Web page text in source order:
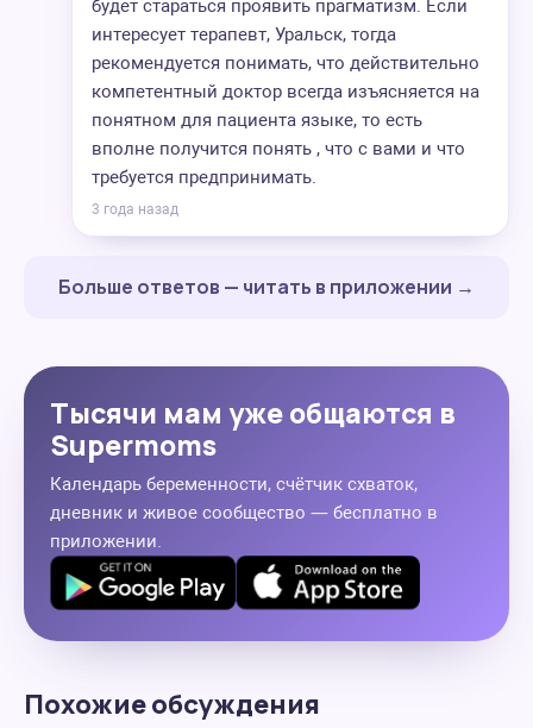
будет стараться проявить прагматизм. Если
интересует терапевт, Уральск, тогда
рекомендуется понимать, что действительно
компетентный доктор всегда изъясняется на
понятном для пациента языке, то есть
вполне получится понять , что с вами и что
требуется предпринимать.
3 года назад
Больше ответов — читать в приложении →
Тысячи мам уже общаются в
Supermoms
Календарь беременности, счётчик схваток,
дневник и живое сообщество — бесплатно в
приложении.
Похожие обсуждения